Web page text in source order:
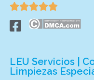

LEU Servicios |
Limpiezas